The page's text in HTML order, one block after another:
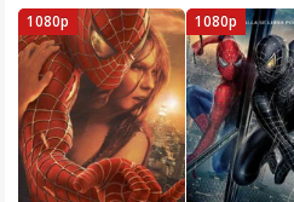
1080p 1080p